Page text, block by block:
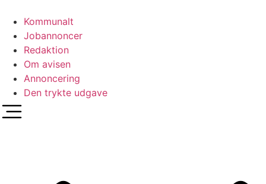
indhold
Kommunalt
Jobannoncer
Redaktion
Om avisen
Annoncering
Den trykte udgave